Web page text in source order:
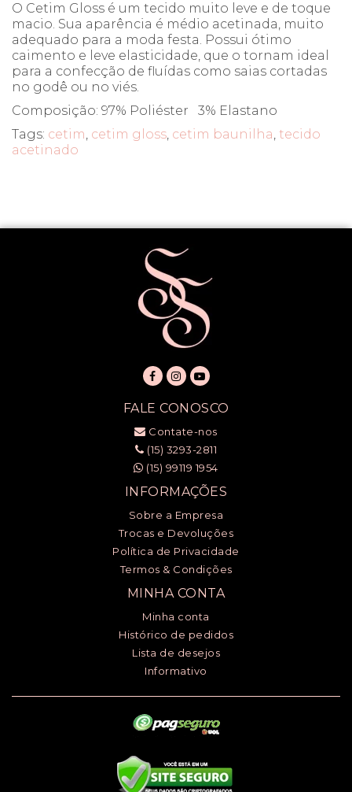
O Cetim Gloss é um tecido muito leve e de toque
macio. Sua aparência é médio acetinada, muito
adequado para a moda festa. Possui ótimo
caimento e leve elasticidade, que o tornam ideal
para a confecção de fluídas como saias cortadas
no godê ou no viés.
Composição: 97% Poliéster 3% Elastano
Tags: cetim, cetim gloss, cetim baunilha, tecido
acetinado
FALE CONOSCO
Contate-nos
(15) 3293-2811
(15) 99119 1954
INFORMAÇÕES
Sobre a Empresa
Trocas e Devoluções
Política de Privacidade
Termos & Condições
MINHA CONTA
Minha conta
Histórico de pedidos
Lista de desejos
Informativo